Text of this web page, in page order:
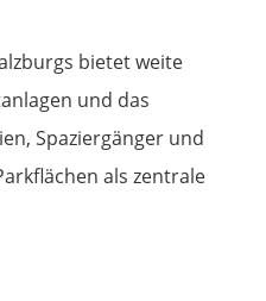
bietet weite
und das
Spaziergänger und
als zentrale